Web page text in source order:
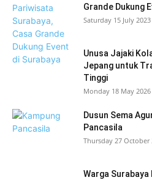
Grande Dukung
Saturday 15 July
Unusa Jajaki
Jepang untuk
Tinggi
Monday 18 May
Dusun Sema
Pancasila
Thursday 27 October
Warga Surabaya